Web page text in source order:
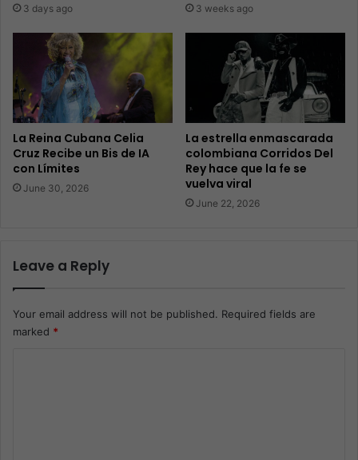
3 days ago 3 weeks ago
La Reina Cubana Celia
Cruz Recibe un Bis de IA
con Límites
June 30, 2026
La estrella enmascarada
colombiana Corridos Del
Rey hace que la fe se
vuelva viral
June 22, 2026
Leave a Reply
Your email address will not be published. Required fields are
marked *